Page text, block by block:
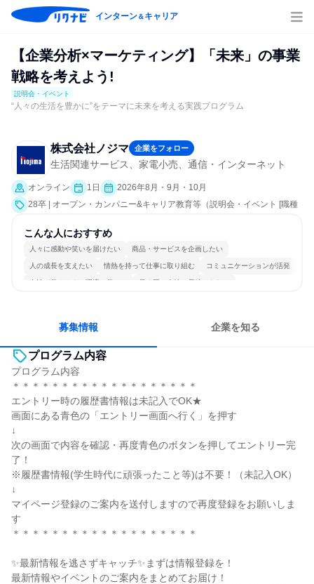
インターン＆キャリア
【企業分析×マーケティング】「未来」の事業
戦略を考えよう!
説明会・イベント
“人々の生活を豊かに”をテーマに未来を考える実践プログラム
株式会社ノジマ 企業をフォロー
生活関連サービス、家電小売、通信・インターネット
オンライン 1日
2026年8月・9月・10月
28卒 | オープン・カンパニー&キャリア教育等（説明会・イベント [職種
こんな人におすすめ
人々に感動や笑いを届けたい 商品・サービスを企画したい
人の成長を支えたい 情熱を持って仕事に取り組む コミュニケーションが活発
女性が働きやすい環境で働ける 長く同じ会社に居続けられる
募集情報 企業を知る
プログラム内容
プログラム内容
＊＊＊＊＊＊＊＊＊＊＊＊＊＊＊＊＊＊＊
エントリー時の履歴書情報は未記入でOK★
画面にある青色の「エントリー画面へ行く」を押す
↓
次の画面で内容を確認・再度青色のボタンを押してエントリー完
了！
※履歴書情報(学生時代に頑張ったこと等)は不要！（未記入OK）
↓
マイページ登録のご案内を送付しますので再度登録をお願いしま
す
＊＊＊＊＊＊＊＊＊＊＊＊＊＊＊＊＊＊＊
✨最新情報を逃さずキャッチ✨まずは情報登録を！
最新情報やイベントのご案内をまとめてお届け！